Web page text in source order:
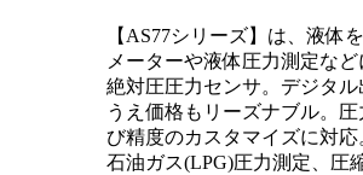
【AS77シリーズ】は、液体
メーターや液体圧力測定な
絶対圧圧力センサ。デジタ
うえ価格もリーズナブル。
び精度のカスタマイズに対
石油ガス(LPG)圧力測定、圧